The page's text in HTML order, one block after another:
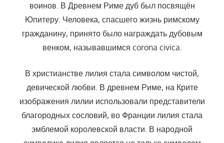
воинов. В Древнем Риме дуб был посвящён
Юпитеру. Человека, спасшего жизнь римскому
гражданину, принято было награждать дубовым
венком, называвшимся corona civica.
В христианстве лилия стала символом чистой,
девической любви. В древнем Риме, на Крите
изображения лилии использовали представители
благородных сословий, во Франции лилия стала
эмблемой королевской власти. В народной